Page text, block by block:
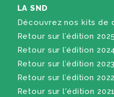
LA SND
Découvrez nos kits de
Retour sur l’édition 2025
Retour sur l’édition 2024
Retour sur l’édition 2023
Retour sur l’édition 2022
Retour sur l'édition 2021